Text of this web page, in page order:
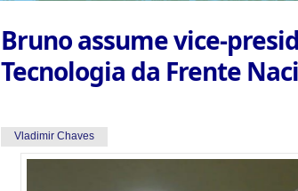
Bruno assume vice-
Tecnologia da Frente
Vladimir Chaves